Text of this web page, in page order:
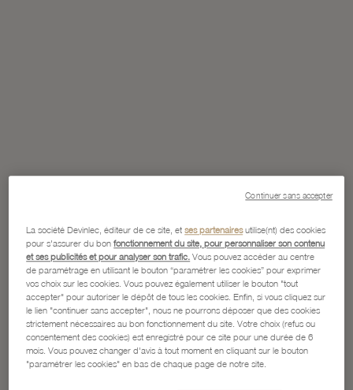
La société Devinlec, éditeur de ce site, etses partenairesutilise(nt) des cookies
pour s'assurer du bonfonctionnement du site, pour personnaliser son contenu
et ses publicités et pour analyser son trafic. Vous pouvez accéder au centre
de paramétrage en utilisant le bouton “paramétrer les cookies” pour exprimer
vos choix sur les cookies. Vous pouvez également utiliser le bouton "tout
accepter" pour autoriser le dépôt de tous les cookies. Enfin, si vous cliquez sur
le lien "continuer sans accepter", nous ne pourrons déposer que des cookies
strictement nécessaires au bon fonctionnement du site. Votre choix (refus ou
consentement des cookies) est enregistré pour ce site pour une durée de 6
mois. Vous pouvez changer d'avis à tout moment en cliquant sur le bouton
"paramétrer les cookies" en bas de chaque page de notre site.
Continuer sans accepter